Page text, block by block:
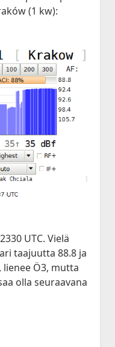
(1 kw):
UTC. Vielä
taajuutta 88.8 ja
lienee Ö3, mutta
olla seuraavana